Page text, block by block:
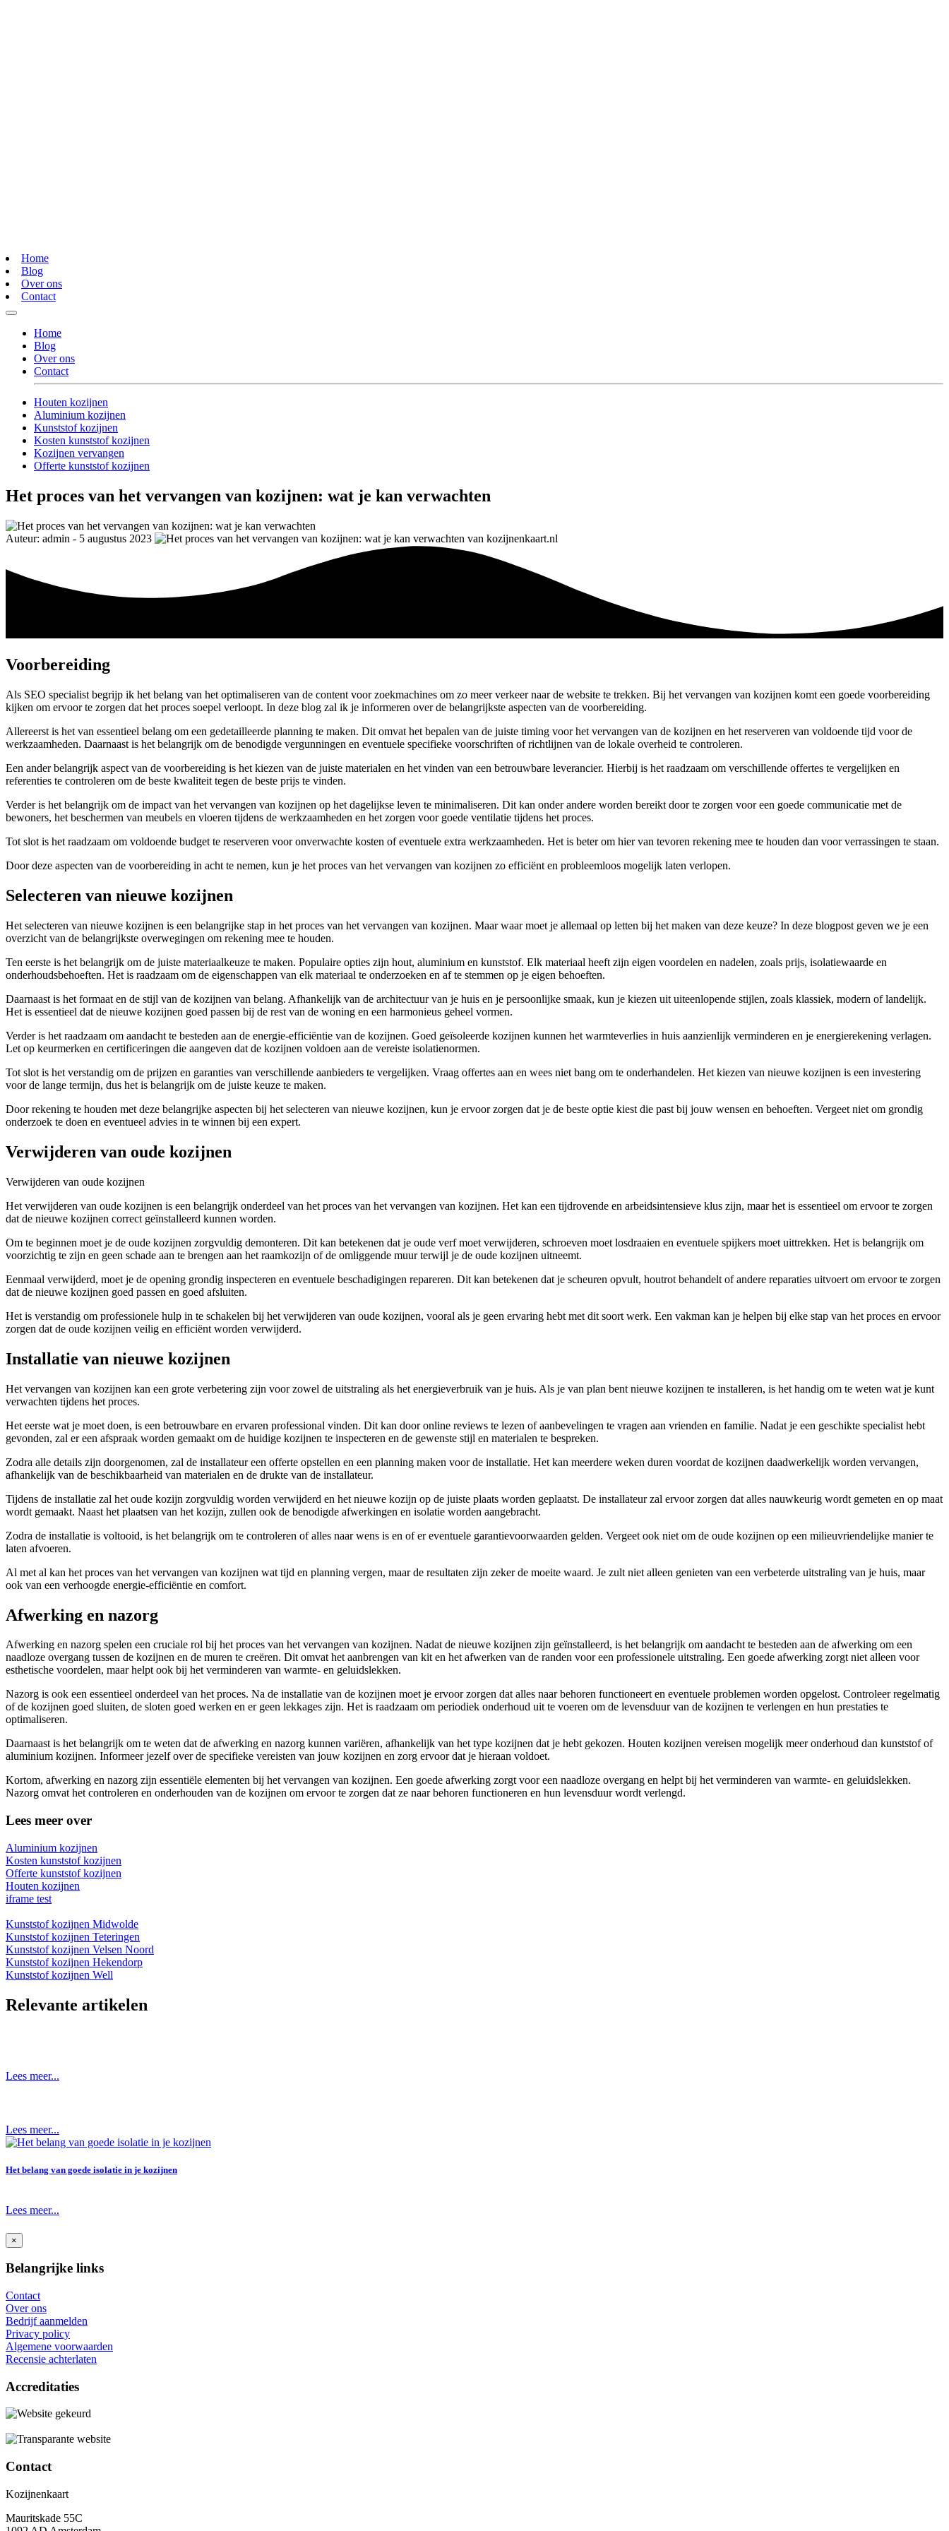
Home
Blog
Over ons
Contact
Home
Blog
Over ons
Contact
Houten kozijnen
Aluminium kozijnen
Kunststof kozijnen
Kosten kunststof kozijnen
Kozijnen vervangen
Offerte kunststof kozijnen
Het proces van het vervangen van kozijnen: wat je kan verwachten
Auteur: admin - 5 augustus 2023
Voorbereiding
Als SEO specialist begrijp ik het belang van het optimaliseren van de content voor zoekmachines om zo meer verkeer naar de website te trekken. Bij het vervangen van kozijnen komt een goede voorbereiding
kijken om ervoor te zorgen dat het proces soepel verloopt. In deze blog zal ik je informeren over de belangrijkste aspecten van de voorbereiding.
Allereerst is het van essentieel belang om een gedetailleerde planning te maken. Dit omvat het bepalen van de juiste timing voor het vervangen van de kozijnen en het reserveren van voldoende tijd voor de
werkzaamheden. Daarnaast is het belangrijk om de benodigde vergunningen en eventuele specifieke voorschriften of richtlijnen van de lokale overheid te controleren.
Een ander belangrijk aspect van de voorbereiding is het kiezen van de juiste materialen en het vinden van een betrouwbare leverancier. Hierbij is het raadzaam om verschillende offertes te vergelijken en
referenties te controleren om de beste kwaliteit tegen de beste prijs te vinden.
Verder is het belangrijk om de impact van het vervangen van kozijnen op het dagelijkse leven te minimaliseren. Dit kan onder andere worden bereikt door te zorgen voor een goede communicatie met de
bewoners, het beschermen van meubels en vloeren tijdens de werkzaamheden en het zorgen voor goede ventilatie tijdens het proces.
Tot slot is het raadzaam om voldoende budget te reserveren voor onverwachte kosten of eventuele extra werkzaamheden. Het is beter om hier van tevoren rekening mee te houden dan voor verrassingen te staan.
Door deze aspecten van de voorbereiding in acht te nemen, kun je het proces van het vervangen van kozijnen zo efficiënt en probleemloos mogelijk laten verlopen.
Selecteren van nieuwe kozijnen
Het selecteren van nieuwe kozijnen is een belangrijke stap in het proces van het vervangen van kozijnen. Maar waar moet je allemaal op letten bij het maken van deze keuze? In deze blogpost geven we je een
overzicht van de belangrijkste overwegingen om rekening mee te houden.
Ten eerste is het belangrijk om de juiste materiaalkeuze te maken. Populaire opties zijn hout, aluminium en kunststof. Elk materiaal heeft zijn eigen voordelen en nadelen, zoals prijs, isolatiewaarde en
onderhoudsbehoeften. Het is raadzaam om de eigenschappen van elk materiaal te onderzoeken en af te stemmen op je eigen behoeften.
Daarnaast is het formaat en de stijl van de kozijnen van belang. Afhankelijk van de architectuur van je huis en je persoonlijke smaak, kun je kiezen uit uiteenlopende stijlen, zoals klassiek, modern of landelijk.
Het is essentieel dat de nieuwe kozijnen goed passen bij de rest van de woning en een harmonieus geheel vormen.
Verder is het raadzaam om aandacht te besteden aan de energie-efficiëntie van de kozijnen. Goed geïsoleerde kozijnen kunnen het warmteverlies in huis aanzienlijk verminderen en je energierekening verlagen.
Let op keurmerken en certificeringen die aangeven dat de kozijnen voldoen aan de vereiste isolatienormen.
Tot slot is het verstandig om de prijzen en garanties van verschillende aanbieders te vergelijken. Vraag offertes aan en wees niet bang om te onderhandelen. Het kiezen van nieuwe kozijnen is een investering
voor de lange termijn, dus het is belangrijk om de juiste keuze te maken.
Door rekening te houden met deze belangrijke aspecten bij het selecteren van nieuwe kozijnen, kun je ervoor zorgen dat je de beste optie kiest die past bij jouw wensen en behoeften. Vergeet niet om grondig
onderzoek te doen en eventueel advies in te winnen bij een expert.
Verwijderen van oude kozijnen
Verwijderen van oude kozijnen
Het verwijderen van oude kozijnen is een belangrijk onderdeel van het proces van het vervangen van kozijnen. Het kan een tijdrovende en arbeidsintensieve klus zijn, maar het is essentieel om ervoor te zorgen
dat de nieuwe kozijnen correct geïnstalleerd kunnen worden.
Om te beginnen moet je de oude kozijnen zorgvuldig demonteren. Dit kan betekenen dat je oude verf moet verwijderen, schroeven moet losdraaien en eventuele spijkers moet uittrekken. Het is belangrijk om
voorzichtig te zijn en geen schade aan te brengen aan het raamkozijn of de omliggende muur terwijl je de oude kozijnen uitneemt.
Eenmaal verwijderd, moet je de opening grondig inspecteren en eventuele beschadigingen repareren. Dit kan betekenen dat je scheuren opvult, houtrot behandelt of andere reparaties uitvoert om ervoor te zorgen
dat de nieuwe kozijnen goed passen en goed afsluiten.
Het is verstandig om professionele hulp in te schakelen bij het verwijderen van oude kozijnen, vooral als je geen ervaring hebt met dit soort werk. Een vakman kan je helpen bij elke stap van het proces en ervoor
zorgen dat de oude kozijnen veilig en efficiënt worden verwijderd.
Installatie van nieuwe kozijnen
Het vervangen van kozijnen kan een grote verbetering zijn voor zowel de uitstraling als het energieverbruik van je huis. Als je van plan bent nieuwe kozijnen te installeren, is het handig om te weten wat je kunt
verwachten tijdens het proces.
Het eerste wat je moet doen, is een betrouwbare en ervaren professional vinden. Dit kan door online reviews te lezen of aanbevelingen te vragen aan vrienden en familie. Nadat je een geschikte specialist hebt
gevonden, zal er een afspraak worden gemaakt om de huidige kozijnen te inspecteren en de gewenste stijl en materialen te bespreken.
Zodra alle details zijn doorgenomen, zal de installateur een offerte opstellen en een planning maken voor de installatie. Het kan meerdere weken duren voordat de kozijnen daadwerkelijk worden vervangen,
afhankelijk van de beschikbaarheid van materialen en de drukte van de installateur.
Tijdens de installatie zal het oude kozijn zorgvuldig worden verwijderd en het nieuwe kozijn op de juiste plaats worden geplaatst. De installateur zal ervoor zorgen dat alles nauwkeurig wordt gemeten en op maat
wordt gemaakt. Naast het plaatsen van het kozijn, zullen ook de benodigde afwerkingen en isolatie worden aangebracht.
Zodra de installatie is voltooid, is het belangrijk om te controleren of alles naar wens is en of er eventuele garantievoorwaarden gelden. Vergeet ook niet om de oude kozijnen op een milieuvriendelijke manier te
laten afvoeren.
Al met al kan het proces van het vervangen van kozijnen wat tijd en planning vergen, maar de resultaten zijn zeker de moeite waard. Je zult niet alleen genieten van een verbeterde uitstraling van je huis, maar
ook van een verhoogde energie-efficiëntie en comfort.
Afwerking en nazorg
Afwerking en nazorg spelen een cruciale rol bij het proces van het vervangen van kozijnen. Nadat de nieuwe kozijnen zijn geïnstalleerd, is het belangrijk om aandacht te besteden aan de afwerking om een
naadloze overgang tussen de kozijnen en de muren te creëren. Dit omvat het aanbrengen van kit en het afwerken van de randen voor een professionele uitstraling. Een goede afwerking zorgt niet alleen voor
esthetische voordelen, maar helpt ook bij het verminderen van warmte- en geluidslekken.
Nazorg is ook een essentieel onderdeel van het proces. Na de installatie van de kozijnen moet je ervoor zorgen dat alles naar behoren functioneert en eventuele problemen worden opgelost. Controleer regelmatig
of de kozijnen goed sluiten, de sloten goed werken en er geen lekkages zijn. Het is raadzaam om periodiek onderhoud uit te voeren om de levensduur van de kozijnen te verlengen en hun prestaties te
optimaliseren.
Daarnaast is het belangrijk om te weten dat de afwerking en nazorg kunnen variëren, afhankelijk van het type kozijnen dat je hebt gekozen. Houten kozijnen vereisen mogelijk meer onderhoud dan kunststof of
aluminium kozijnen. Informeer jezelf over de specifieke vereisten van jouw kozijnen en zorg ervoor dat je hieraan voldoet.
Kortom, afwerking en nazorg zijn essentiële elementen bij het vervangen van kozijnen. Een goede afwerking zorgt voor een naadloze overgang en helpt bij het verminderen van warmte- en geluidslekken.
Nazorg omvat het controleren en onderhouden van de kozijnen om ervoor te zorgen dat ze naar behoren functioneren en hun levensduur wordt verlengd.
Lees meer over
Aluminium kozijnen
Kosten kunststof kozijnen
Offerte kunststof kozijnen
Houten kozijnen
iframe test
Kunststof kozijnen Midwolde
Kunststof kozijnen Teteringen
Kunststof kozijnen Velsen Noord
Kunststof kozijnen Hekendorp
Kunststof kozijnen Well
Relevante artikelen
Lees meer...
Lees meer...
Het belang van goede isolatie in je kozijnen
Lees meer...
×
Belangrijke links
Contact
Over ons
Bedrijf aanmelden
Privacy policy
Algemene voorwaarden
Recensie achterlaten
Accreditaties
Contact
Kozijnenkaart
Mauritskade 55C